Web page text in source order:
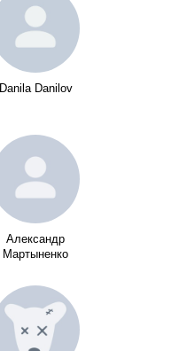
Danila Danilov
Александр
Мартыненко